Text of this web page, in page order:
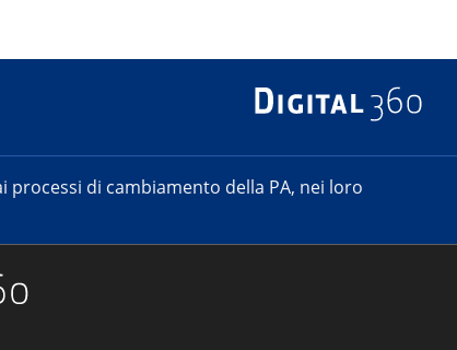
processi di cambiamento della PA, nei loro